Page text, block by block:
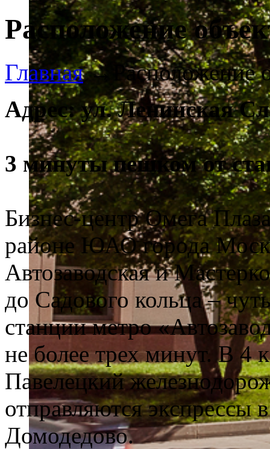
Расположение
Главная →
Расположение
Адрес: ул. Ленинская
3 минуты пешком от
Бизнес-центр Омега
районе ЮАО города
Автозаводская и
до Садового кольца –
станции метро
не более трех минут. В 4
Павелецкий
отправляются
Домодедово.